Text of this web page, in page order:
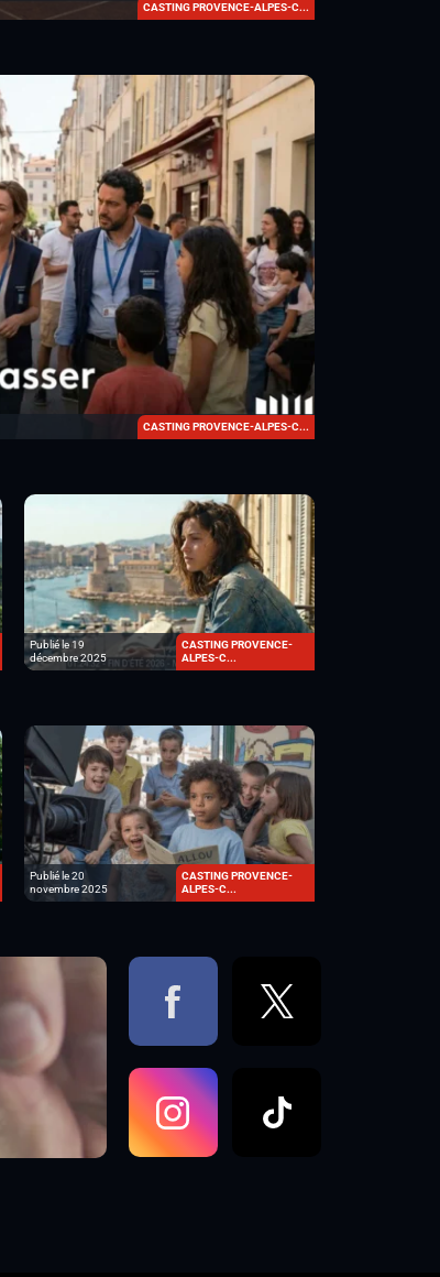
CASTING PROVENCE-ALPES-C...
CASTING PROVENCE-ALPES-C...
Publié le 19
décembre 2025
CASTING PROVENCE-
ALPES-C...
Publié le 20
novembre 2025
CASTING PROVENCE-
ALPES-C...